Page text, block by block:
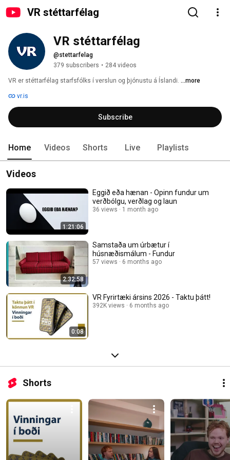
VR stéttarfélag
VR stéttarfélag
@stettarfelag
379 subscribers • 284 videos
VR er stéttarfélag starfsfólks í verslun og þjónustu á Íslandi. ...more
vr.is
Subscribe
Home Videos Shorts Live Playlists
Videos
1:21:06
Eggið eða hænan - Opinn fundur um
verðbólgu, verðlag og laun
36 views 1 month ago
2:32:58
Samstaða um úrbætur í
húsnæðismálum - Fundur
57 views 6 months ago
0:08
VR Fyrirtæki ársins 2026 - Taktu þátt!
392K views 6 months ago
Shorts